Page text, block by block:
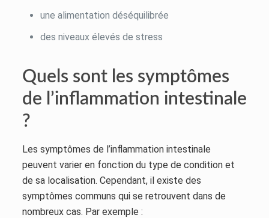
une alimentation déséquilibrée
des niveaux élevés de stress
Quels sont les symptômes
de l’inflammation intestinale
?
Les symptômes de l’inflammation intestinale
peuvent varier en fonction du type de condition et
de sa localisation. Cependant, il existe des
symptômes communs qui se retrouvent dans de
nombreux cas. Par exemple :